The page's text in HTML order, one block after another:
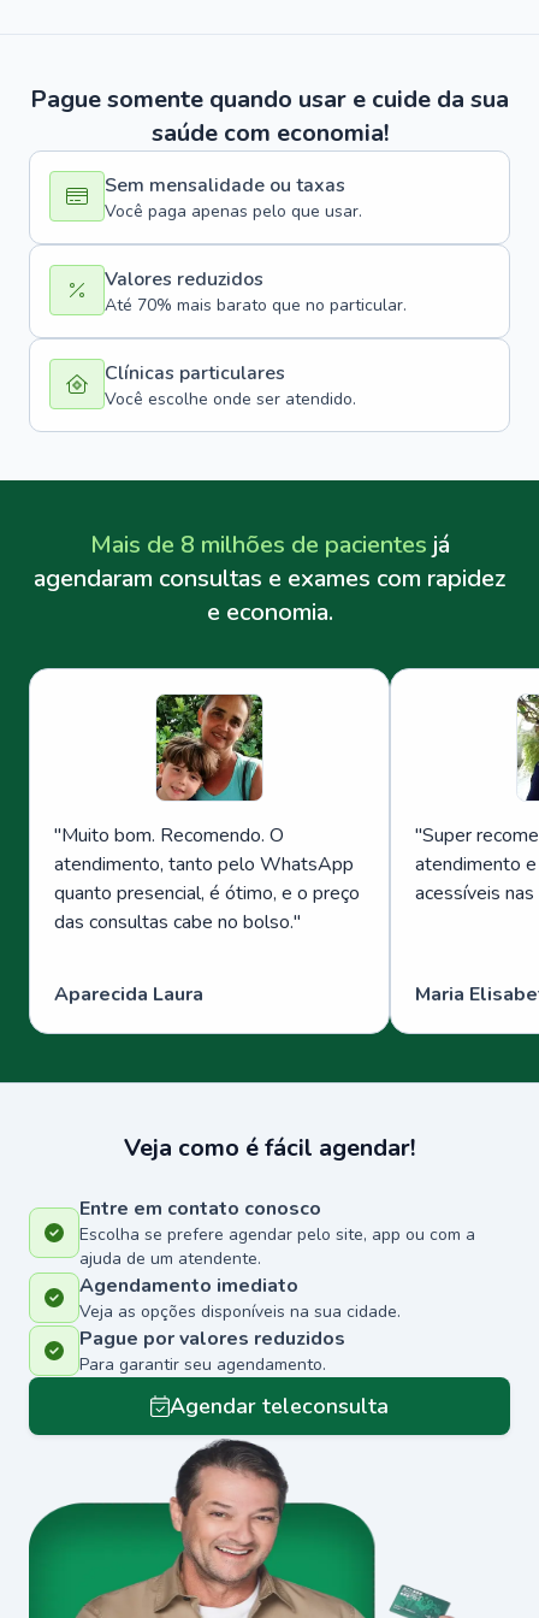
Pague somente quando usar e cuide da sua
saúde com economia!
Sem mensalidade ou taxas
Você paga apenas pelo que usar.
Valores reduzidos
Até 70% mais barato que no particular.
Clínicas particulares
Você escolhe onde ser atendido.
Mais de 8 milhões de pacientes já
agendaram consultas e exames com rapidez
e economia.
"Muito bom. Recomendo. O
atendimento, tanto pelo WhatsApp
quanto presencial, é ótimo, e o preço
das consultas cabe no bolso."
Aparecida Laura
"Super
atendimento
acessíveis
Maria
Veja como é fácil agendar!
Entre em contato conosco
Escolha se prefere agendar pelo site, app ou com a
ajuda de um atendente.
Agendamento imediato
Veja as opções disponíveis na sua cidade.
Pague por valores reduzidos
Para garantir seu agendamento.
Agendar teleconsulta